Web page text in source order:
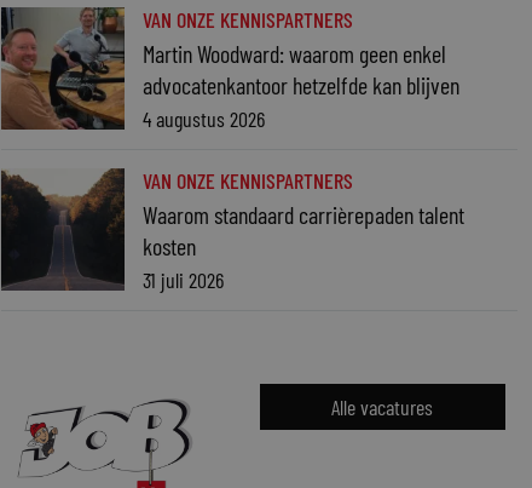
VAN ONZE KENNISPARTNERS
Martin Woodward: waarom geen enkel
advocatenkantoor hetzelfde kan blijven
4 augustus 2026
VAN ONZE KENNISPARTNERS
Waarom standaard carrièrepaden talent
kosten
31 juli 2026
Alle vacatures